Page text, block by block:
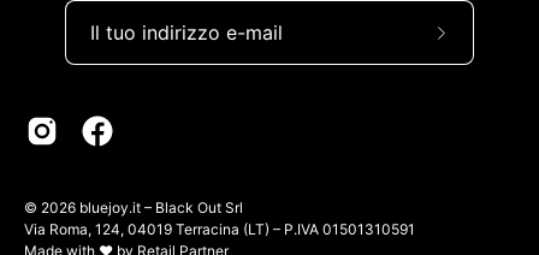
Iscriviti
© 2026 bluejoy.it – Black Out Srl
Via Roma, 124, 04019 Terracina (LT) – P.IVA 01501310591
Made with ♥ by Retail Partner